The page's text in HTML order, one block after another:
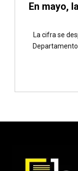
En mayo,
La cifra se